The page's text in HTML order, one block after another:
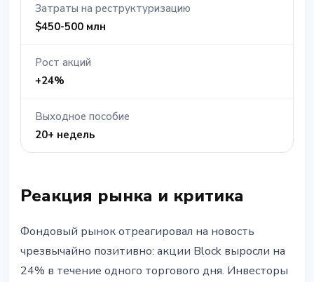
Затраты на реструктуризацию
$450-500 млн
Рост акций
+24%
Выходное пособие
20+ недель
Реакция рынка и критика
Фондовый рынок отреагировал на новость
чрезвычайно позитивно: акции Block выросли на
24% в течение одного торгового дня. Инвесторы